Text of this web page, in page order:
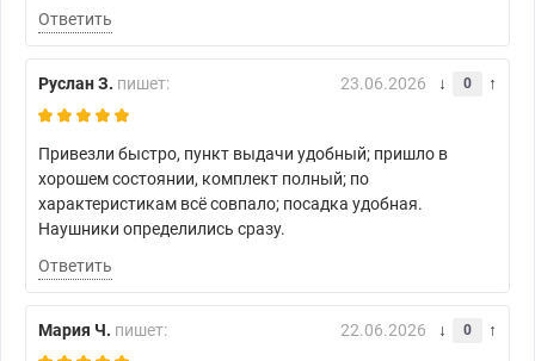
Ответить
Руслан З. пишет: 23.06.2026 0
Привезли быстро, пункт выдачи удобный; пришло в
хорошем состоянии, комплект полный; по
характеристикам всё совпало; посадка удобная.
Наушники определились сразу.
Ответить
Мария Ч. пишет: 22.06.2026 0